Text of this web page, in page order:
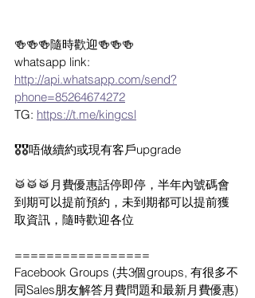
🍻🍻🍻隨時歡迎🍻🍻🍻
whatsapp link:
http://api.whatsapp.com/send?
phone=85264674272
TG: https://t.me/kingcsl
🎖🎖唔做續約或現有客戶upgrade
🥁🥁🥁月費優惠話停即停，半年內號碼會
到期可以提前預約，未到期都可以提前獲
取資訊，隨時歡迎各位
=================
Facebook Groups (共3個groups, 有很多不
同Sales朋友解答月費問題和最新月費優惠)